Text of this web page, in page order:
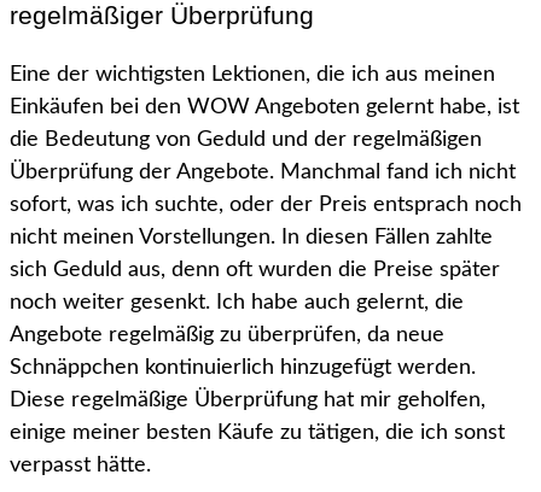
regelmäßiger Überprüfung
Eine der wichtigsten Lektionen, die ich aus meinen
Einkäufen bei den WOW Angeboten gelernt habe, ist
die Bedeutung von Geduld und der regelmäßigen
Überprüfung der Angebote. Manchmal fand ich nicht
sofort, was ich suchte, oder der Preis entsprach noch
nicht meinen Vorstellungen. In diesen Fällen zahlte
sich Geduld aus, denn oft wurden die Preise später
noch weiter gesenkt. Ich habe auch gelernt, die
Angebote regelmäßig zu überprüfen, da neue
Schnäppchen kontinuierlich hinzugefügt werden.
Diese regelmäßige Überprüfung hat mir geholfen,
einige meiner besten Käufe zu tätigen, die ich sonst
verpasst hätte.